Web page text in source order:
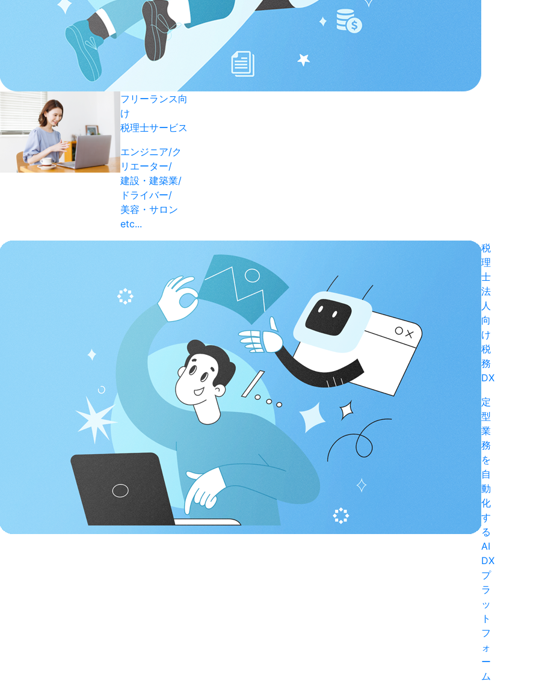
フリーランス向
け
税理士サービス
エンジニア/ク
リエーター/
建設・建築業/
ドライバー/
美容・サロン
etc...
税
理
士
法
人
向
け
税
務
DX
定
型
業
務
を
自
動
化
す
る
AI
DX
プ
ラ
ッ
ト
フ
ォ
ー
ム